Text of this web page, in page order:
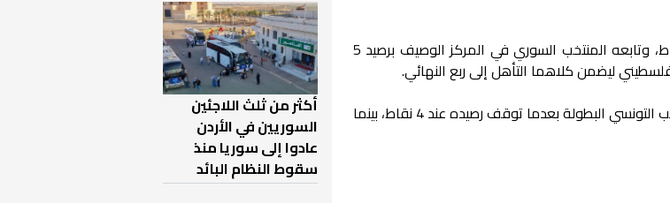
فيما تصدر المنتخب الفلسطيني المجموعة الأولى برصيد 5 نقاط، وتابعه المنتخب السوري في المركز الوصيف برصيد 5
ليضمن كلاهما التأهل إلى ربع النهائي.
وعلى الرغم من فوزه على قطر بثلاثة أهداف (3-0)، ودع المنتخب التونسي البطولة بعدما توقف رصيده عند 4 نقاط، بينما
أكثر من ثلث اللاجئين
السوريين في الأردن
عادوا إلى سوريا منذ
سقوط النظام البائد